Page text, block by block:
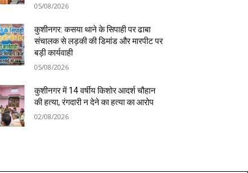
05/08/2026
कुशीनगर: कसया थाने के सिपाही पर ढाबा
संचालक से लड़की की डिमांड और मारपीट पर
बड़ी कार्यवाही
05/08/2026
कुशीनगर में 14 वर्षीय किशोर आदर्श चौहान
की हत्या, रंगदारी न देने का हत्या का आरोप
02/08/2026